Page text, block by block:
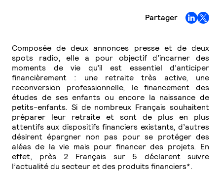
Partager
Composée de deux annonces presse et de deux
spots radio, elle a pour objectif d’incarner des
moments de vie qu’il est essentiel d’anticiper
financièrement : une retraite très active, une
reconversion professionnelle, le financement des
études de ses enfants ou encore la naissance de
petits-enfants. Si de nombreux Français souhaitent
préparer leur retraite et sont de plus en plus
attentifs aux dispositifs financiers existants, d’autres
désirent épargner non pas pour se protéger des
aléas de la vie mais pour financer des projets. En
effet, près 2 Français sur 5 déclarent suivre
l’actualité du secteur et des produits financiers*.